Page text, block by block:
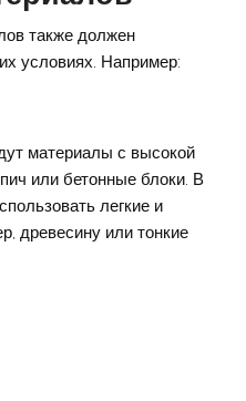
также должен
условиях. Например:
материалы с высокой
или бетонные блоки. В
легкие и
древесину или тонкие